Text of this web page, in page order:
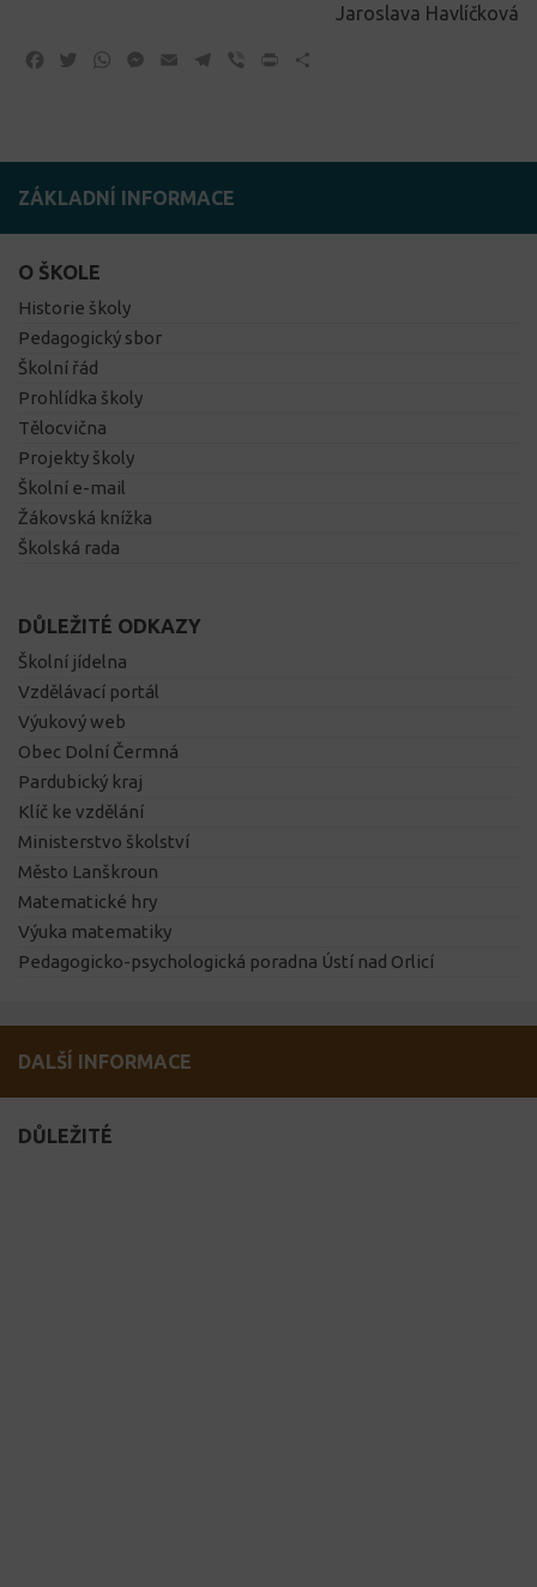
Jaroslava Havlíčková
Facebook
TwitterWhatsApp
Messenger
Email Telegram
Viber Print
ZÁKLADNÍ INFORMACE
O ŠKOLE
Historie školy
Pedagogický sbor
Školní řád
Prohlídka školy
Tělocvična
Projekty školy
Školní e-mail
Žákovská knížka
Školská rada
DŮLEŽITÉ ODKAZY
Školní jídelna
Vzdělávací portál
Výukový web
Obec Dolní Čermná
Pardubický kraj
Klíč ke vzdělání
Ministerstvo školství
Město Lanškroun
Matematické hry
Výuka matematiky
Pedagogicko-psychologická poradna Ústí nad Orlicí
DALŠÍ INFORMACE
DŮLEŽITÉ